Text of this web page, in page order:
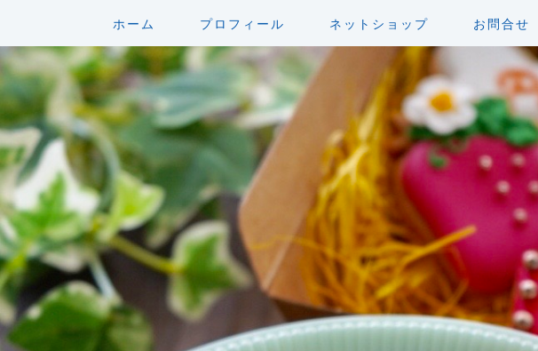
ホーム プロフィール ネットショップ お問合せ